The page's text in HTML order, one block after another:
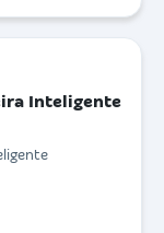
Inteligente